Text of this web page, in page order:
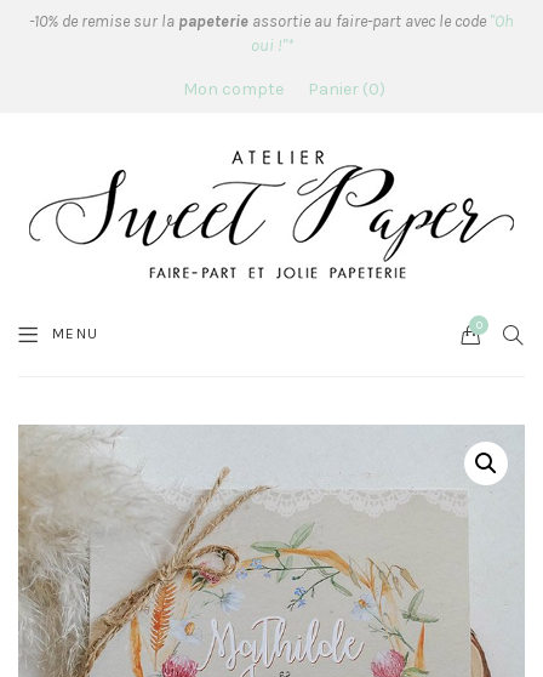
-10% de remise sur la papeterie assortie au faire-part avec le code "Oh
oui !"*
Mon compte Panier 0
MENU Cart
0